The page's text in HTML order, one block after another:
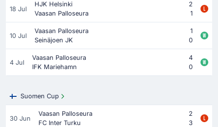
18 Jul
HJK Helsinki
2
Vaasan Palloseura
1
10 Jul
Vaasan Palloseura
1
Seinäjoen JK
0
4 Jul
Vaasan Palloseura
4
IFK Mariehamn
0
Suomen Cup
30 Jun
Vaasan Palloseura
2
FC Inter Turku
3